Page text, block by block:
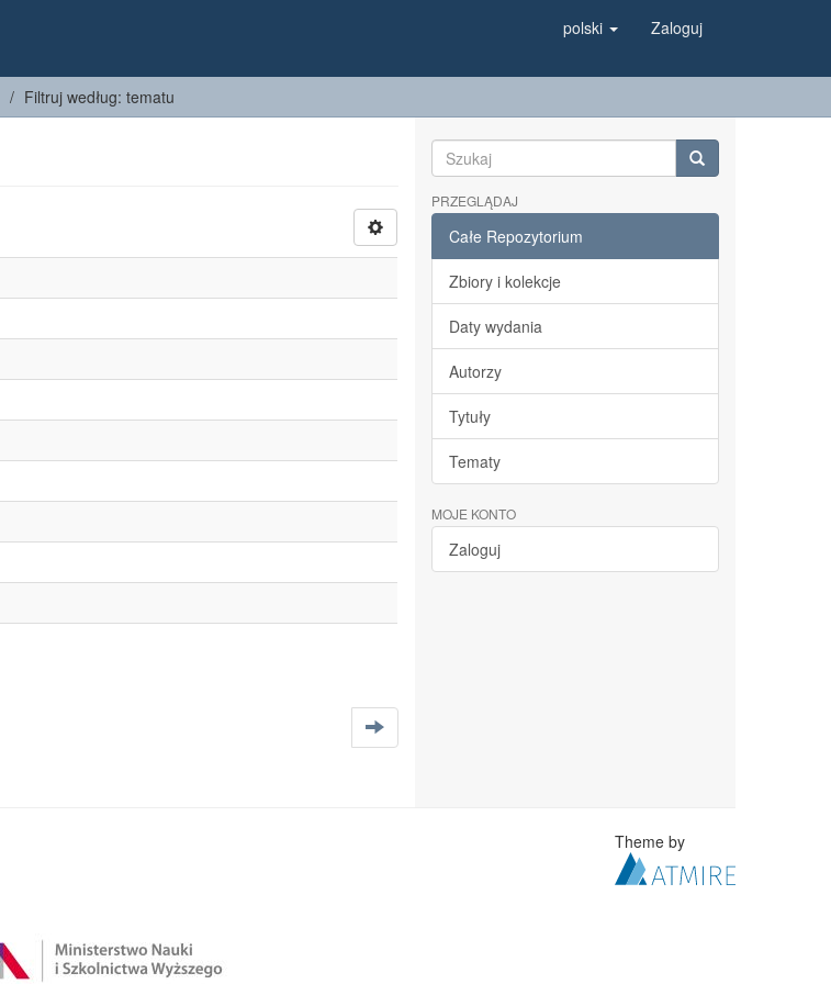
polski Zaloguj
Filtruj według: tematu
PRZEGLĄDAJ
Całe Repozytorium
Zbiory i kolekcje
Daty wydania
Autorzy
Tytuły
Tematy
MOJE KONTO
Zaloguj
Theme by